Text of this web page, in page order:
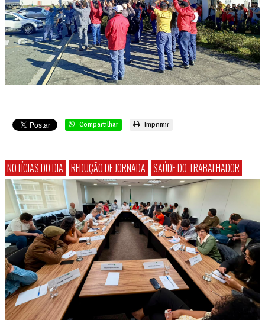
Compartilhar Imprimir
NOTÍCIAS DO DIA REDUÇÃO DE JORNADA SAÚDE DO TRABALHADOR